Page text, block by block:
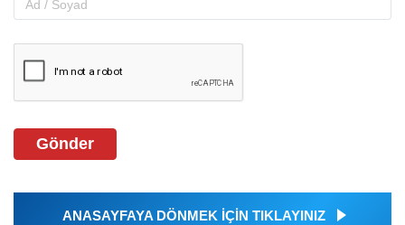
Gönder
ANASAYFAYA DÖNMEK İÇİN TIKLAYINIZ